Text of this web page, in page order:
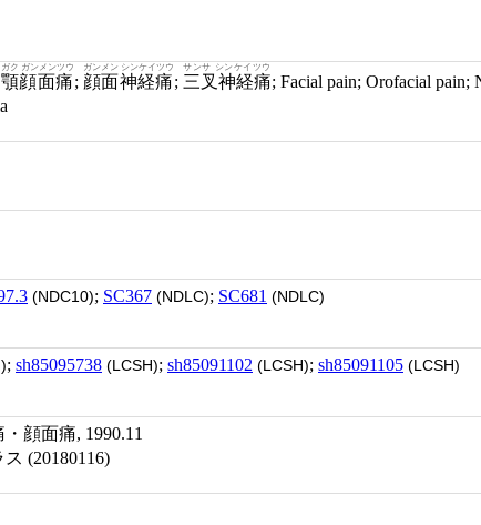
顔面痛
ク ガンメンツウ
; 顔面神経痛
ガンメン シンケイツウ
; 三叉神経痛
サンサ シンケイツウ
; Facial pain; Orofacial pain; Neuralgia, Facial;
(NDC10); SC367 (NDLC); SC681 (NDLC)
; sh85095738 (LCSH); sh85091102 (LCSH); sh85091105 (LCSH)
顔面痛, 1990.11
(20180116)